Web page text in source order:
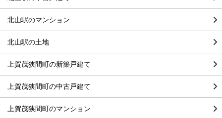
北山駅のマンション
北山駅の土地
上賀茂狭間町の新築戸建て
上賀茂狭間町の中古戸建て
上賀茂狭間町のマンション